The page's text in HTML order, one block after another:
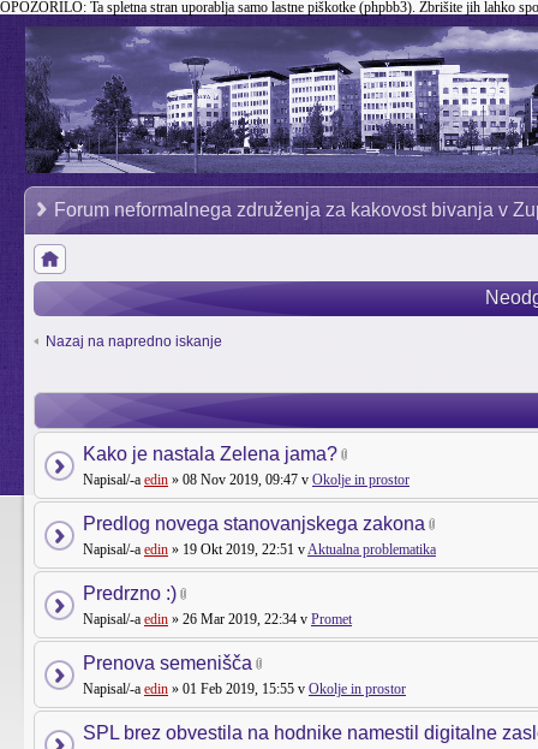
OPOZORILO: Ta spletna stran uporablja samo lastne piškotke (phpbb3). Zbrišite jih lahko
Forum neformalnega združenja za kakovost bivanja v
Nazaj na napredno iskanje
Kako je nastala Zelena jama?
Napisal/-a edin » 08 Nov 2019, 09:47 v Okolje in prostor
Predlog novega stanovanjskega zakona
Napisal/-a edin » 19 Okt 2019, 22:51 vAktualna problematika
Predrzno :)
Napisal/-a edin » 26 Mar 2019, 22:34 v Promet
Prenova semenišča
Napisal/-a edin » 01 Feb 2019, 15:55 v Okolje in prostor
SPL brez obvestila na hodnike namestil digitalne